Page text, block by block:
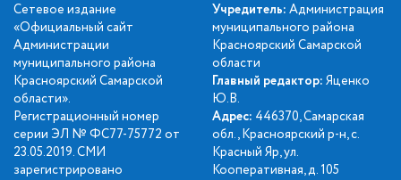
Сетевое издание
«Официальный сайт
Администрации
муниципального района
Красноярский Самарской
области».
Регистрационный номер
серии ЭЛ № ФС77-75772 от
23.05.2019. СМИ
зарегистрировано
Учредитель: Администрация
муниципального района
Красноярский Самарской
области
Главный редактор: Яценко
Ю.В.
Адрес: 446370, Самарская
обл., Красноярский р-н, с.
Красный Яр, ул.
Кооперативная, д. 105